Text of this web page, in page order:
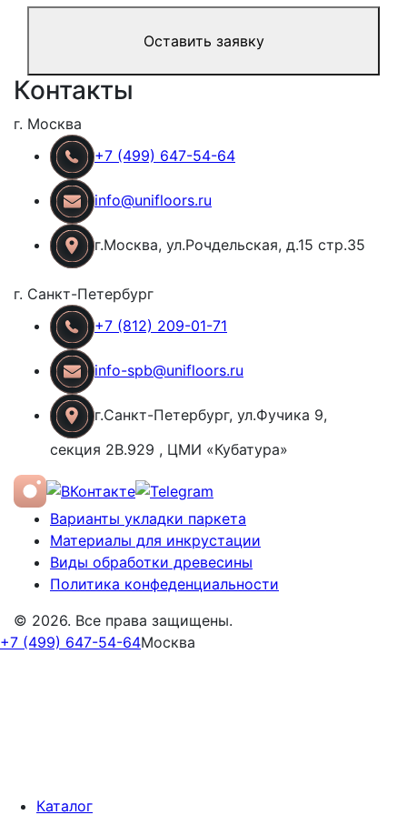
Оставить заявку
Контакты
г. Москва
+7 (499) 647-54-64
info@unifloors.ru
г.Москва, ул.Рочдельская, д.15 стр.35
г. Санкт-Петербург
+7 (812) 209-01-71
info-spb@unifloors.ru
г.Санкт-Петербург, ул.Фучика 9,
секция 2В.929 , ЦМИ «Кубатура»
Варианты укладки паркета
Материалы для инкрустации
Виды обработки древесины
Политика конфеденциальности
© 2026. Все права защищены.
+7 (499) 647-54-64Москва
Каталог